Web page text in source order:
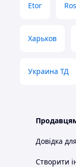
Etor
Харьков
Украина ТД
Довідка
Створити